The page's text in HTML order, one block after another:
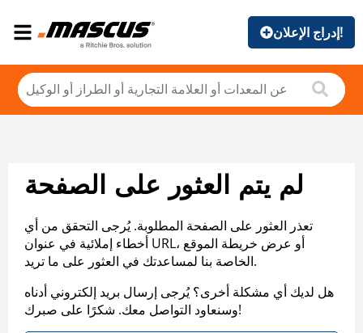
إدراج الإعلان!
لم يتم العثور على الصفحة
تعذر العثور على الصفحة المطلوبة. يُرجى التحقق من أي
أخطاء إملائية في عنوان URL، أو عرض خريطة الموقع
الخاصة بنا لمساعدتك في العثور على ما تريد.
هل لديك أي مشكلة أخرى؟ يُرجى إرسال بريد إلكتروني أدناه
وسنعاود التواصل معك. شكرًا على صبرك!